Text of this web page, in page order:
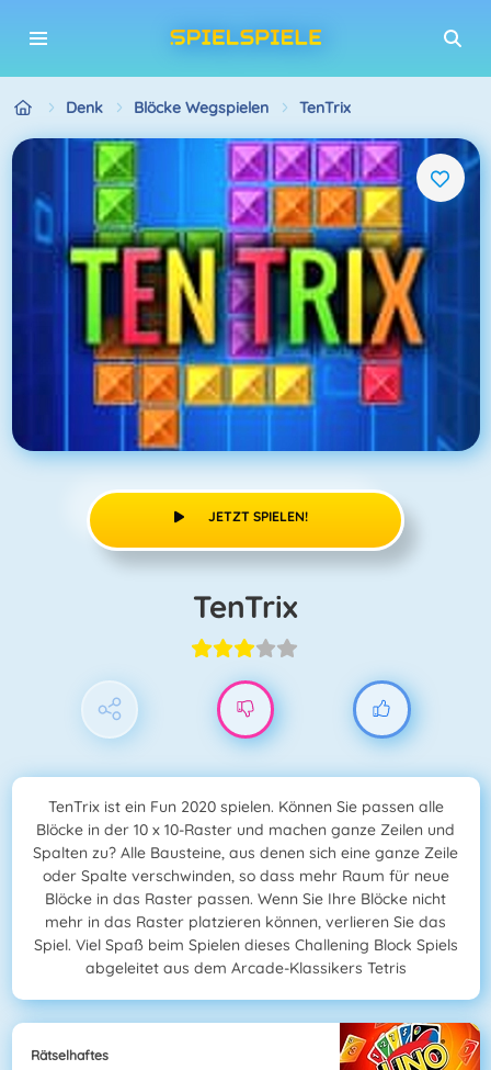
Denk Blöcke Wegspielen TenTrix
JETZT SPIELEN!
TenTrix
TenTrix ist ein Fun 2020 spielen. Können Sie passen alle
Blöcke in der 10 x 10-Raster und machen ganze Zeilen und
Spalten zu? Alle Bausteine, aus denen sich eine ganze Zeile
oder Spalte verschwinden, so dass mehr Raum für neue
Blöcke in das Raster passen. Wenn Sie Ihre Blöcke nicht
mehr in das Raster platzieren können, verlieren Sie das
Spiel. Viel Spaß beim Spielen dieses Challening Block Spiels
abgeleitet aus dem Arcade-Klassikers Tetris
Rätselhaftes